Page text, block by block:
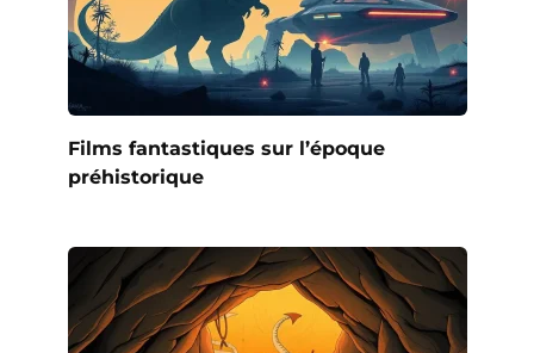
Films fantastiques sur l’époque
préhistorique